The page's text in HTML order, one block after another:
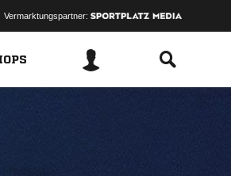
Vermarktungspartner: